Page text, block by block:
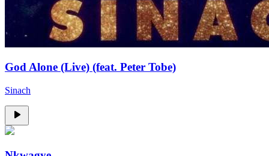
God Alone (Live) (feat. Peter Tobe)
Sinach